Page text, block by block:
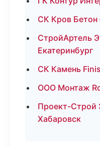
СК Кров
СтройАртель
Екатеринбург
СК Камень
ООО Монтаж
Проект-Строй
Хабаровск